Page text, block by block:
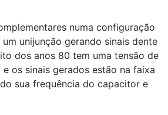
numa configuração
unijunção gerando sinais dente
dos anos 80 tem uma tensão de
os sinais gerados estão na faixa
sua frequência do capacitor e